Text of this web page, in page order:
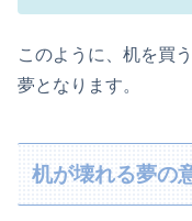
このように、机を買
夢となります。
机が壊れる夢の